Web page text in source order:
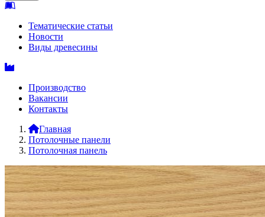
Тематические статьи
Новости
Виды древесины
Производство
Вакансии
Контакты
Главная
Потолочные панели
Потолочная панель